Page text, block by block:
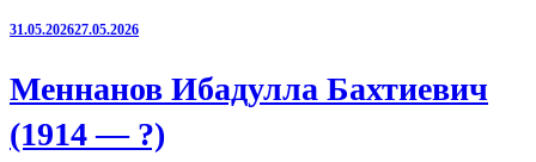
31.05.202627.05.2026
Меннанов Ибадулла Бахтиевич
(1914 — ?)